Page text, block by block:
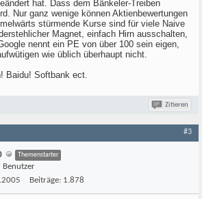
hat. Dass dem Bänkeler-Treiben
Nur ganz wenige können Aktienbewertungen
stürmende Kurse sind für viele Naive
Magnet, einfach Hirn ausschalten,
nennt ein PE von über 100 sein eigen,
wie üblich überhaupt nicht.
Baidu! Softbank ect.
Zitieren
#3
Themenstarter
Benutzer
Beiträge: 1.878